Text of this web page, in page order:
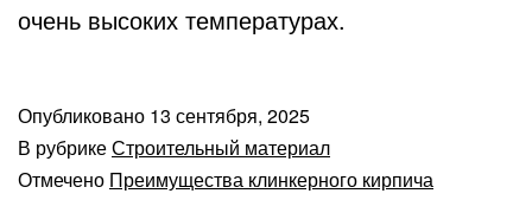
очень высоких температурах.
Опубликовано 13 сентября, 2025
В рубрикеСтроительный материал
Отмечено Преимущества клинкерного кирпича